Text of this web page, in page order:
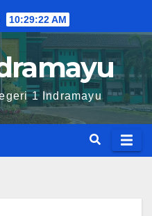
10:29:23 AM
1 Indramayu